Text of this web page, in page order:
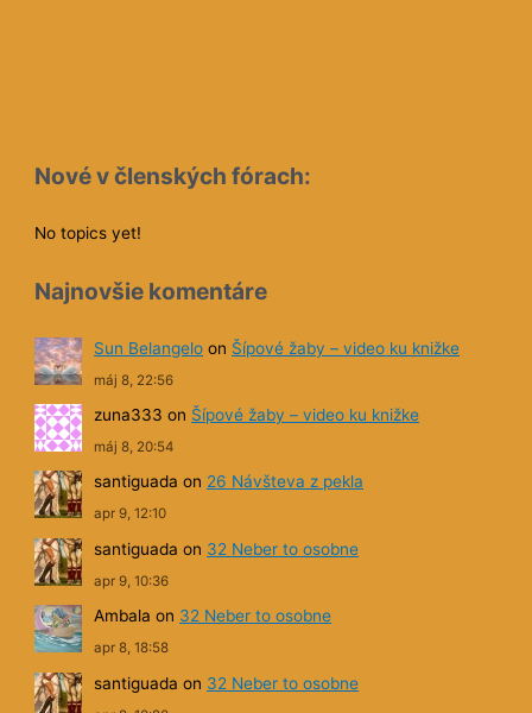
Nové v členských fórach:
No topics yet!
Najnovšie komentáre
Sun Belangelo on Šípové žaby – video ku knižke
máj 8, 22:56
zuna333 on Šípové žaby – video ku knižke
máj 8, 20:54
santiguada on 26 Návšteva z pekla
apr 9, 12:10
santiguada on 32 Neber to osobne
apr 9, 10:36
Ambala on 32 Neber to osobne
apr 8, 18:58
santiguada on 32 Neber to osobne